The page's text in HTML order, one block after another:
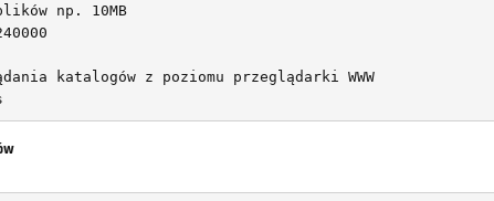
np. 10MB
katalogów z poziomu przeglądarki WWW